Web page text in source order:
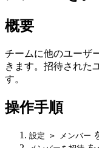
概要
チームに他のユーザ
きます。招待された
す。
操作手順
設定 > メンバー